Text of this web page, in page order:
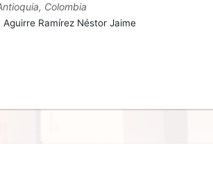
Colombia
Aguirre Ramírez Néstor Jaime